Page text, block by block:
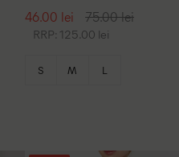
46.00 lei 75.00 lei
RRP: 125.00 lei
S M L